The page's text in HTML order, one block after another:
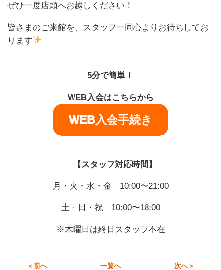
ぜひ一度店頭へお越しください！
皆さまのご来館を、スタッフ一同心よりお待ちしてお
ります
5分で簡単！
WEB入会はこちらから
WEB入会手続き
【スタッフ対応時間】
月・火・水・金 10:00〜21:00
土・日・祝 10:00〜18:00
※木曜日は終日スタッフ不在
＜前へ 一覧へ 次へ＞